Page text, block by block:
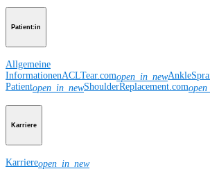
Patient:in
Allgemeine
InformationenACLTear.comopen_in_new
Patientopen_in_newShoulderReplacement.com
Karriere
Karriereopen_in_new